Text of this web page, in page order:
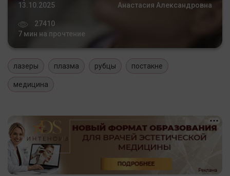
13.10.2025
27410
7 мин на прочтение
Анастасия Александровна
лазеры плазма рубцы постакне
медицина